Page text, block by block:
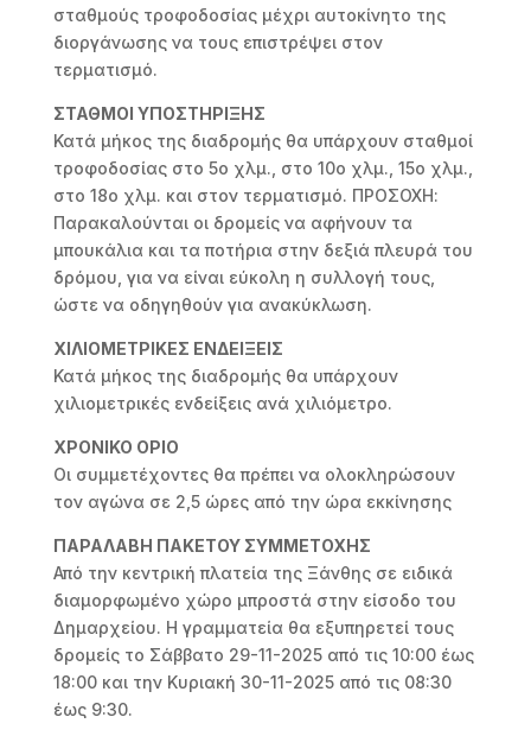
σταθμούς τροφοδοσίας μέχρι αυτοκίνητο της
διοργάνωσης να τους επιστρέψει στον
τερματισμό.
ΣΤΑΘΜΟΙ ΥΠΟΣΤΗΡΙΞΗΣ
Κατά μήκος της διαδρομής θα υπάρχουν σταθμοί
τροφοδοσίας στο 5ο χλμ., στο 10ο χλμ., 15ο χλμ.,
στο 18ο χλμ. και στον τερματισμό. ΠΡΟΣΟΧΗ:
Παρακαλούνται οι δρομείς να αφήνουν τα
μπουκάλια και τα ποτήρια στην δεξιά πλευρά του
δρόμου, για να είναι εύκολη η συλλογή τους,
ώστε να οδηγηθούν για ανακύκλωση.
ΧΙΛΙΟΜΕΤΡΙΚΕΣ ΕΝΔΕΙΞΕΙΣ
Κατά μήκος της διαδρομής θα υπάρχουν
χιλιομετρικές ενδείξεις ανά χιλιόμετρο.
ΧΡΟΝΙΚΟ ΟΡΙΟ
Οι συμμετέχοντες θα πρέπει να ολοκληρώσουν
τον αγώνα σε 2,5 ώρες από την ώρα εκκίνησης
ΠΑΡΑΛΑΒΗ ΠΑΚΕΤΟΥ ΣΥΜΜΕΤΟΧΗΣ
Από την κεντρική πλατεία της Ξάνθης σε ειδικά
διαμορφωμένο χώρο μπροστά στην είσοδο του
Δημαρχείου. Η γραμματεία θα εξυπηρετεί τους
δρομείς το Σάββατο 29-11-2025 από τις 10:00 έως
18:00 και την Κυριακή 30-11-2025 από τις 08:30
έως 9:30.